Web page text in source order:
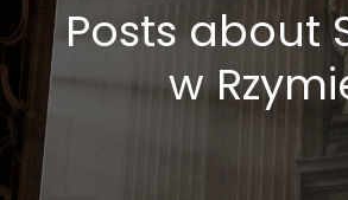
Posts about
w